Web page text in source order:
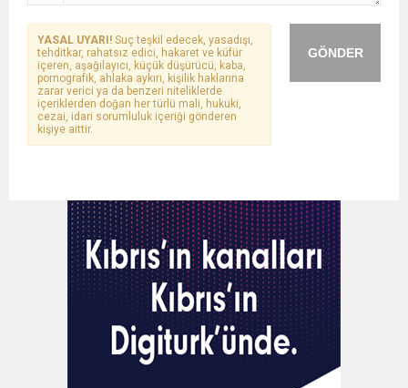
GÖNDER
YASAL UYARI! Suç teşkil edecek, yasadışı,
tehditkar, rahatsız edici, hakaret ve küfür
içeren, aşağılayıcı, küçük düşürücü, kaba,
pornografik, ahlaka aykırı, kişilik haklarına
zarar verici ya da benzeri niteliklerde
içeriklerden doğan her türlü mali, hukuki,
cezai, idari sorumluluk içeriği gönderen
kişiye aittir.